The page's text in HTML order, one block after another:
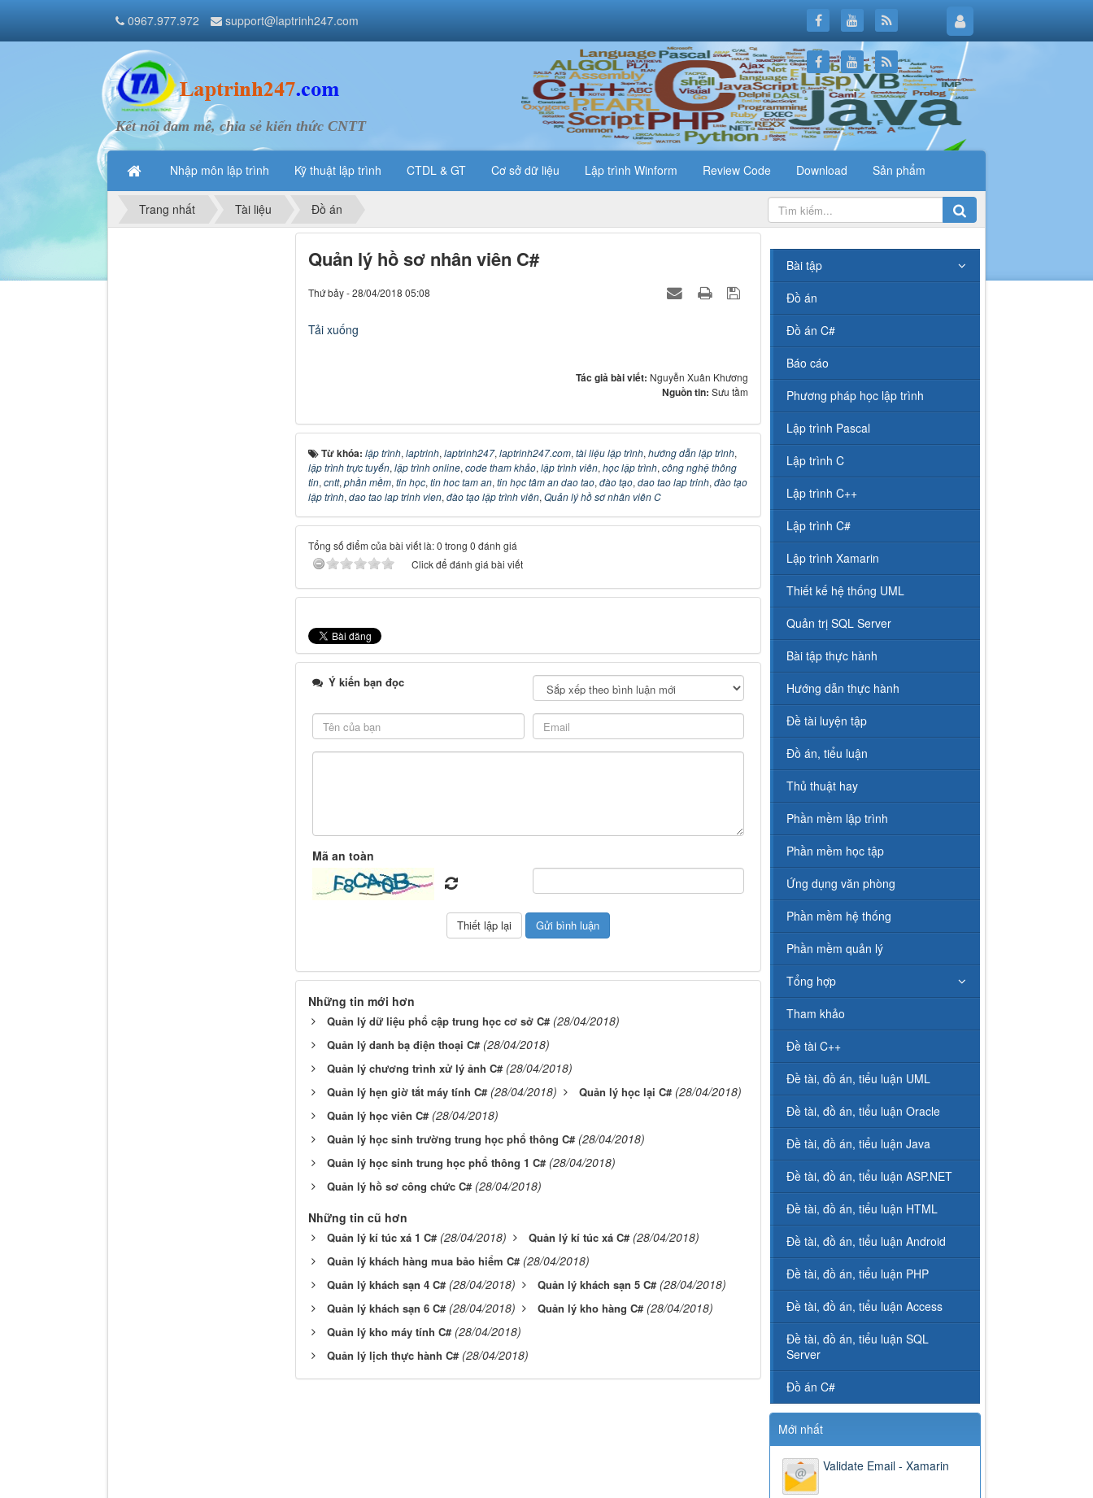
Kết nối đam mê, chia sẻ kiến thức CNTT
Nhập môn lập trình Kỹ thuật lập trình CTDL & GT Cơ sở dữ liệu Lập trình Winform Review Code Download Sản phẩm
0967.977.972 support@laptrinh247.com
Trang nhất Tài liệu Đồ án
Quản lý hồ sơ nhân viên C#
Thứ bảy - 28/04/2018 05:08
Tải xuống
Tác giả bài viết: Nguyễn Xuân Khương
Nguồn tin:Sưu tầm
Từ khóa: lập trình, laptrinh, laptrinh247, laptrinh247.com, tài liệu lập trình, hướng dẫn lập trình,
lập trình trực tuyến, lập trình online, code tham khảo, lập trình viên, học lập trình, công nghệ thông
tin, cntt, phần mềm, tin học, tin hoc tam an, tin học tâm an dao tao, đào tạo, dao tao lap trinh, đào tạo
lập trình, dao tao lap trinh vien, đào tạo lập trình viên, Quản lý hồ sơ nhân viên C
Tổng số điểm của bài viết là: 0 trong 0 đánh giá
Click để đánh giá bài viết
Ý kiến bạn đọc
Mã an toàn
Những tin mới hơn
Quản lý dữ liệu phổ cập trung học cơ sở C# (28/04/2018)
Quản lý danh bạ điện thoại C# (28/04/2018)
Quản lý chương trình xử lý ảnh C# (28/04/2018)
Quản lý hẹn giờ tắt máy tính C# (28/04/2018) Quản lý học lại C# (28/04/2018)
Quản lý học viên C# (28/04/2018)
Quản lý học sinh trường trung học phổ thông C# (28/04/2018)
Quản lý học sinh trung học phổ thông 1 C# (28/04/2018)
Quản lý hồ sơ công chức C# (28/04/2018)
Những tin cũ hơn
Quản lý kí túc xá 1 C# (28/04/2018) Quản lý kí túc xá C# (28/04/2018)
Quản lý khách hàng mua bảo hiểm C# (28/04/2018)
Quản lý khách sạn 4 C# (28/04/2018) Quản lý khách sạn 5 C# (28/04/2018)
Quản lý khách sạn 6 C# (28/04/2018) Quản lý kho hàng C# (28/04/2018)
Quản lý kho máy tính C# (28/04/2018)
Quản lý lịch thực hành C# (28/04/2018)
Bài tập
Đồ án
Đồ án C#
Báo cáo
Phương pháp học lập trình
Lập trình Pascal
Lập trình C
Lập trình C++
Lập trình C#
Lập trình Xamarin
Thiết kế hệ thống UML
Quản trị SQL Server
Bài tập thực hành
Hướng dẫn thực hành
Đề tài luyện tập
Đồ án, tiểu luận
Thủ thuật hay
Phần mềm lập trình
Phần mềm học tập
Ứng dụng văn phòng
Phần mềm hệ thống
Phần mềm quản lý
Tổng hợp
Tham khảo
Đề tài C++
Đề tài, đồ án, tiểu luận UML
Đề tài, đồ án, tiểu luận Oracle
Đề tài, đồ án, tiểu luận Java
Đề tài, đồ án, tiểu luận ASP.NET
Đề tài, đồ án, tiểu luận HTML
Đề tài, đồ án, tiểu luận Android
Đề tài, đồ án, tiểu luận PHP
Đề tài, đồ án, tiểu luận Access
Đề tài, đồ án, tiểu luận SQL
Server
Đồ án C#
Mới nhất
Validate Email - Xamarin